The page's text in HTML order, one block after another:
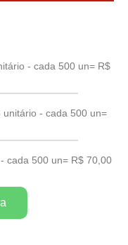
- cada 500 un= R$
- cada 500 un=
cada 500 un= R$ 70,00